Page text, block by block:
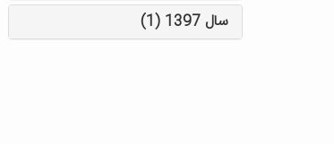
سال 1397 (1)